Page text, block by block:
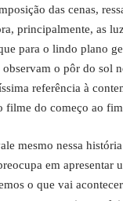
das cenas,
principalmente, as
para o lindo plano
o pôr do sol
referência à
filme do começo ao
mesmo nessa
em apresentar
o que vai